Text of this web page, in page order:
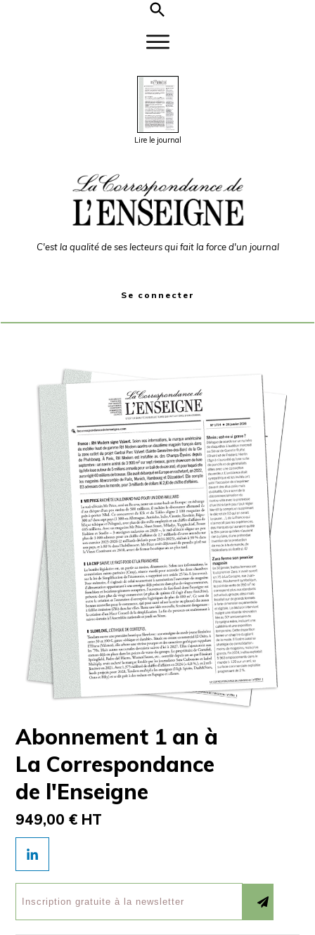
Lire le journal
C'est la qualité de ses lecteurs qui fait la force d'un journal
Se connecter
Abonnement 1 an à
La Correspondance
de l'Enseigne
949,00 € HT